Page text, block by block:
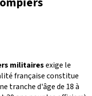
militairesexige le
française constitue
tranche d'âge de 18 à